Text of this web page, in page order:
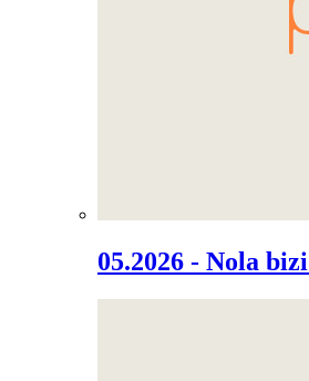
05.2026 - Nola